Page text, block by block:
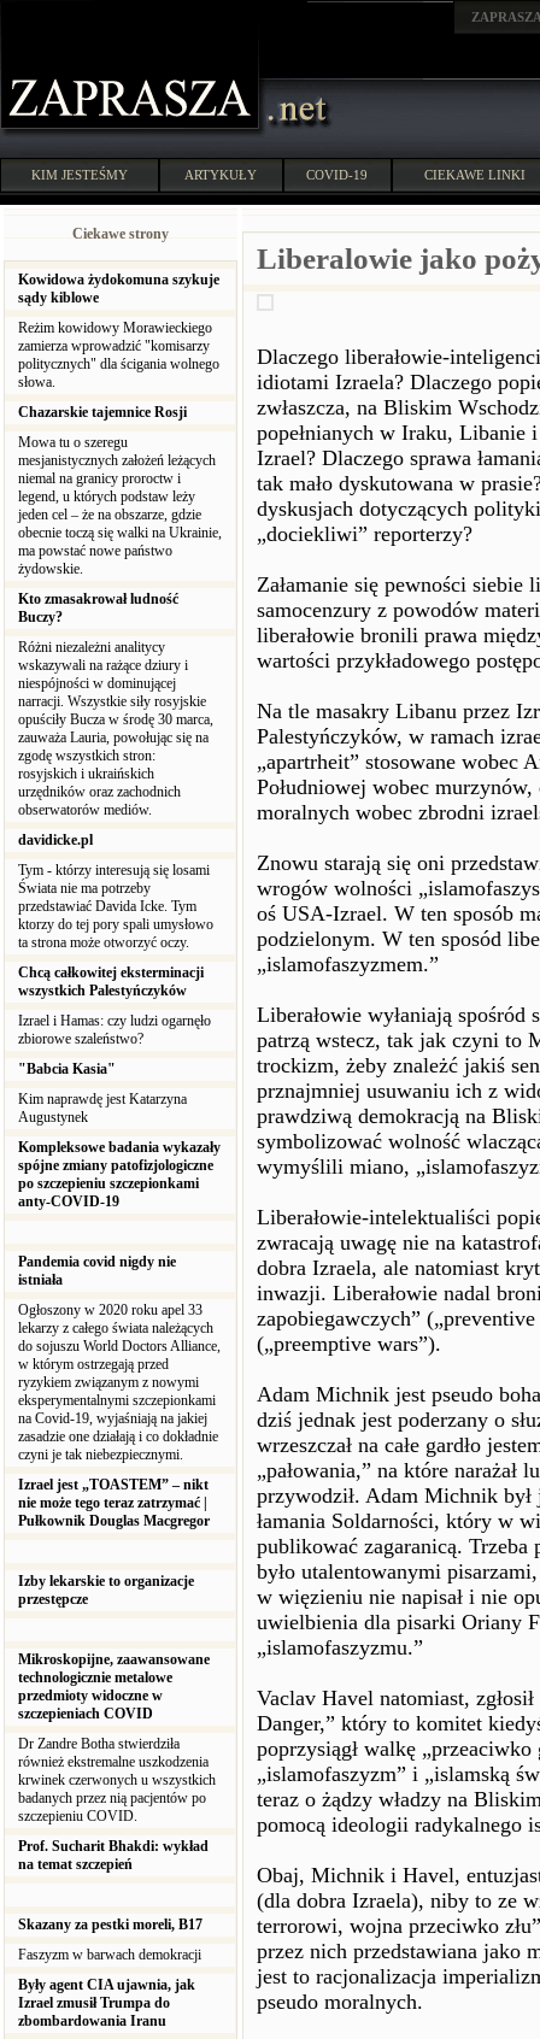
KIM JESTEŚMY ARTYKUŁY COVID-19 CIEKAWE LINKI
Ciekawe strony
Kowidowa żydokomuna szykuje
sądy kiblowe
Reżim kowidowy Morawieckiego
zamierza wprowadzić "komisarzy
politycznych" dla ścigania wolnego
słowa.
Chazarskie tajemnice Rosji
Mowa tu o szeregu
mesjanistycznych założeń leżących
niemal na granicy proroctw i
legend, u których podstaw leży
jeden cel – że na obszarze, gdzie
obecnie toczą się walki na Ukrainie,
ma powstać nowe państwo
żydowskie.
Kto zmasakrował ludność
Buczy?
Różni niezależni analitycy
wskazywali na rażące dziury i
niespójności w dominującej
narracji. Wszystkie siły rosyjskie
opuściły Bucza w środę 30 marca,
zauważa Lauria, powołując się na
zgodę wszystkich stron:
rosyjskich i ukraińskich
urzędników oraz zachodnich
obserwatorów mediów.
davidicke.pl
Tym - którzy interesują się losami
Świata nie ma potrzeby
przedstawiać Davida Icke. Tym
ktorzy do tej pory spali umysłowo
ta strona może otworzyć oczy.
Chcą całkowitej eksterminacji
wszystkich Palestyńczyków
Izrael i Hamas: czy ludzi ogarnęło
zbiorowe szaleństwo?
"Babcia Kasia"
Kim naprawdę jest Katarzyna
Augustynek
Kompleksowe badania wykazały
spójne zmiany patofizjologiczne
po szczepieniu szczepionkami
anty-COVID-19
Pandemia covid nigdy nie
istniała
Ogłoszony w 2020 roku apel 33
lekarzy z całego świata należących
do sojuszu World Doctors Alliance,
w którym ostrzegają przed
ryzykiem związanym z nowymi
eksperymentalnymi szczepionkami
na Covid-19, wyjaśniają na jakiej
zasadzie one działają i co dokładnie
czyni je tak niebezpiecznymi.
Izrael jest „TOASTEM” – nikt
nie może tego teraz zatrzymać |
Pułkownik Douglas Macgregor
Izby lekarskie to organizacje
przestępcze
Mikroskopijne, zaawansowane
technologicznie metalowe
przedmioty widoczne w
szczepieniach COVID
Dr Zandre Botha stwierdziła
również ekstremalne uszkodzenia
krwinek czerwonych u wszystkich
badanych przez nią pacjentów po
szczepieniu COVID.
Prof. Sucharit Bhakdi: wykład
na temat szczepień
Skazany za pestki moreli, B17
Faszyzm w barwach demokracji
Były agent CIA ujawnia, jak
Izrael zmusił Trumpa do
zbombardowania Iranu
Liberalowie jako
Dlaczego liberałowie-
idiotami Izraela? Dlaczego
zwłaszcza, na Bliskim
popełnianych w Iraku, Libanie
Izrael? Dlaczego sprawa
tak mało dyskutowana w
dyskusjach dotyczących
„dociekliwi” reporterzy?
Załamanie się pewności siebie
samocenzury z powodów
liberałowie bronili prawa
wartości przykładowego
Na tle masakry Libanu przez
Palestyńczyków, w ramach
„apartrheit” stosowane wobec
Południowej wobec
moralnych wobec zbrodni
Znowu starają się oni
wrogów wolności
oś USA-Izrael. W ten sposób
podzielonym. W ten sposód
„islamofaszyzmem.”
Liberałowie wyłaniają
patrzą wstecz, tak jak czyni to
trockizm, żeby znależć jakiś
prznajmniej usuwaniu ich z
prawdziwą demokracją na
symbolizować wolność
wymyślili miano,
Liberałowie-intelektualiści
zwracają uwagę nie na
dobra Izraela, ale natomiast
inwazji. Liberałowie nadal
zapobiegawczych”
(„preemptive wars”).
Adam Michnik jest pseudo
dziś jednak jest poderzany o
wrzeszczał na całe gardło
„pałowania,” na które
przywodził. Adam Michnik
łamania Soldarności, który w
publikować zagaranicą.
było utalentowanymi
w więzieniu nie napisał i nie
uwielbienia dla pisarki Oriany
„islamofaszyzmu.”
Vaclav Havel natomiast,
Danger,” który to komitet
poprzysiągł walkę
„islamofaszyzm” i „islamską
teraz o żądzy władzy na
pomocą ideologii radykalnego
Obaj, Michnik i Havel,
(dla dobra Izraela), niby to ze
terrorowi, wojna przeciwko
przez nich przedstawiana jako
jest to racjonalizacja
pseudo moralnych.